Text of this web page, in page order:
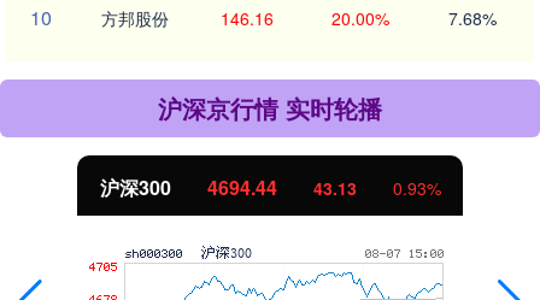
10 方邦股份 146.16 20.00% 7.68%
沪深京行情 实时轮播
沪深300 4694.44 43.13 0.93%